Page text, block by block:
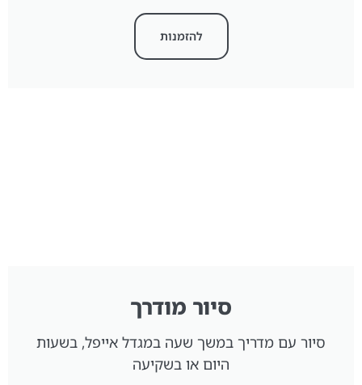
להזמנות
סיור מודרך
סיור עם מדריך במשך שעה במגדל אייפל, בשעות
היום או בשקיעה